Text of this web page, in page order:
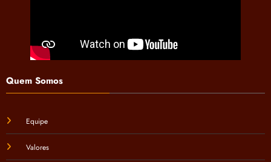
Quem Somos
Equipe
Valores